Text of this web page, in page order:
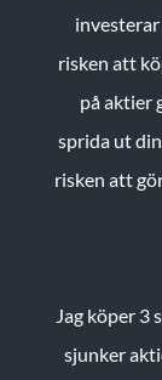
risken att
på aktier
sprida ut
risken att
Jag köper 3
sjunker